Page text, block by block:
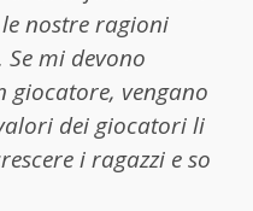
nostre ragioni
mi devono
giocatore, vengano
dei giocatori li
i ragazzi e so